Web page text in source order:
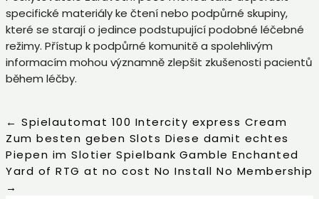
specifické materiály ke čtení nebo podpůrné skupiny,
které se starají o jedince podstupující podobné léčebné
režimy. Přístup k podpůrné komunitě a spolehlivým
informacím mohou významně zlepšit zkušenosti pacientů
během léčby.
← Spielautomat 100 Intercity express Cream
Zum besten geben Slots Diese damit echtes
Piepen im Slotier Spielbank Gamble Enchanted
Yard of RTG at no cost No Install No Membership
→